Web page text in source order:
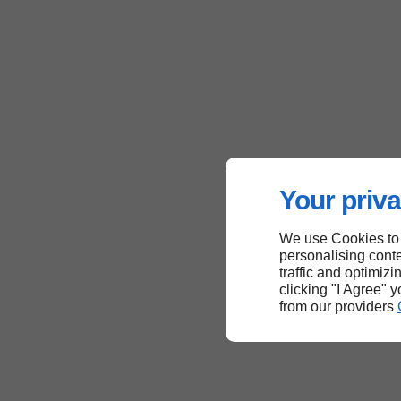
Your
We use Cookies
personalising
traffic and
clicking "I Agree"
from our providers